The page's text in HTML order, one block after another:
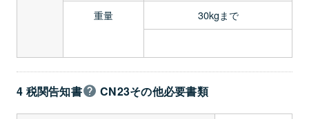
重量 30kgまで
4 税関告知書 CN23その他必要書類